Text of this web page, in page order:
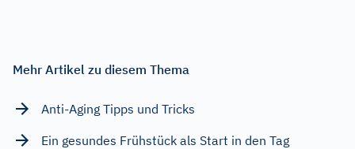
Mehr Artikel zu diesem Thema
Anti-Aging Tipps und Tricks
Ein gesundes Frühstück als Start in den Tag